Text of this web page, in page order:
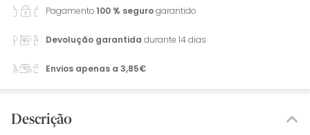
Pagamento100 % segurogarantido
Devolução garantida durante 14 dias
Envios apenas a 3,85€
Descrição